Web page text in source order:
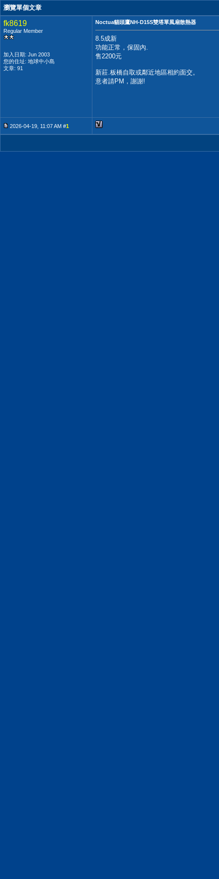
瀏覽單個文章
fk8619
Regular Member
加入日期: Jun 2003
您的住址: 地球中小島
文章: 91
Noctua貓頭鷹NH-D15S雙塔單風扇散熱器
8.5成新
功能正常，保固內.
售2200元
新莊.板橋自取或鄰近地區相約面交。
意者請PM，謝謝!
2026-04-19, 11:07 AM #1